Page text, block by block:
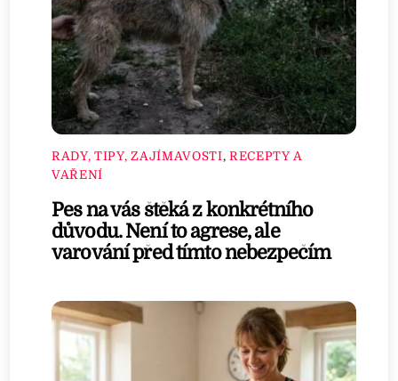
RADY, TIPY, ZAJÍMAVOSTI, RECEPTY A
VAŘENÍ
Pes na vás štěká z konkrétního
důvodu. Není to agrese, ale
varování před tímto nebezpečím